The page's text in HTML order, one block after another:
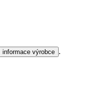
informace výrobce .